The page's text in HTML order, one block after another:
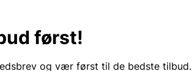
først!
og vær først til de bedste tilbud.